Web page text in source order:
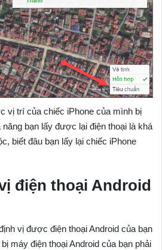
vị trí của chiếc iPhone của mình bị
năng bạn lấy được lại điện thoại là khá
biết đâu bạn lấy lại chiếc iPhone
điện thoại Android
vị được điện thoại Android của bạn
máy điện thoại Android của bạn phải